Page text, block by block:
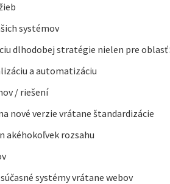
systémov
dlhodobej stratégie nielen pre oblasť
a automatizáciu
/ riešení
nové verzie vrátane štandardizácie
akéhokoľvek rozsahu
systémy vrátane webov